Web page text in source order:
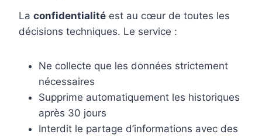
La confidentialité est au cœur de toutes les
décisions techniques. Le service :
Ne collecte que les données strictement
nécessaires
Supprime automatiquement les historiques
après 30 jours
Interdit le partage d’informations avec des